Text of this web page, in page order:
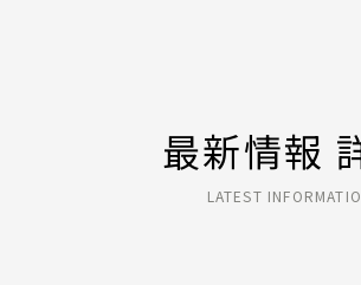
最新情報
LATEST